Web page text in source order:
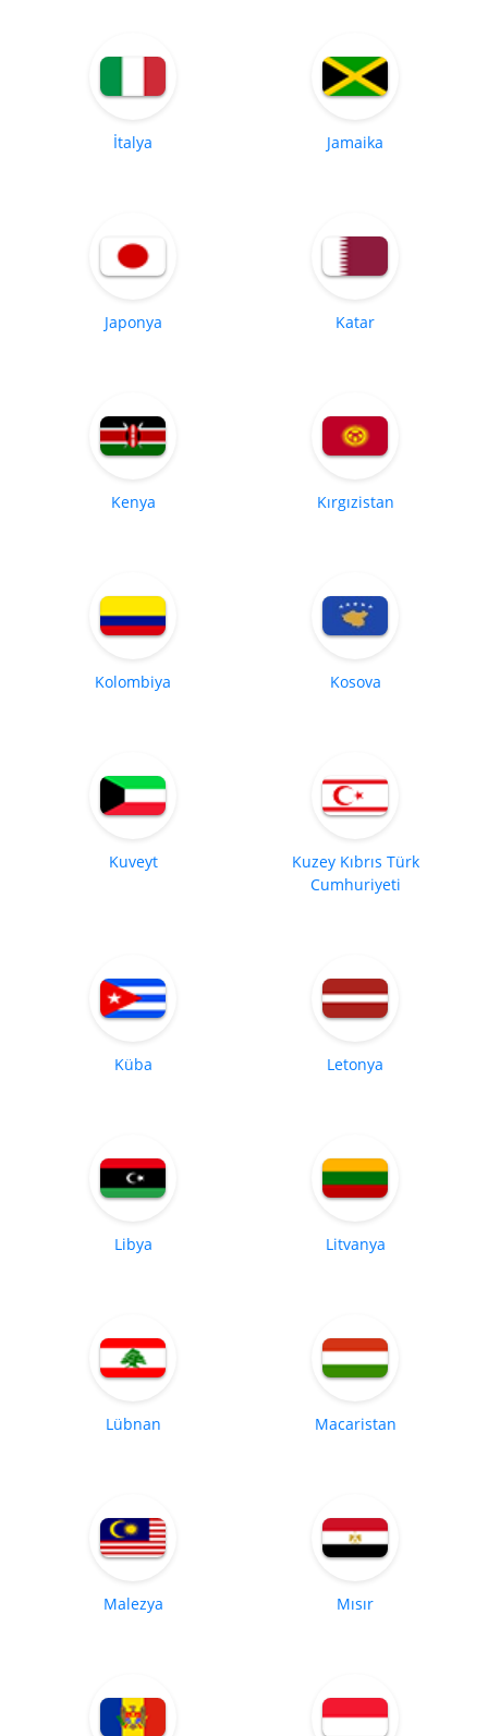
İtalya Jamaika
Japonya Katar
Kenya Kırgızistan
Kolombiya Kosova
Kuveyt
Kuzey Kıbrıs Türk
Cumhuriyeti
Küba Letonya
Libya Litvanya
Lübnan Macaristan
Malezya Mısır